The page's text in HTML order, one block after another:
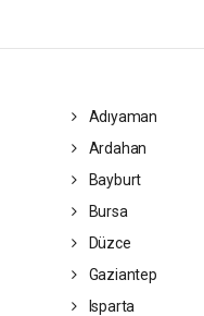
Adıyaman
Ardahan
Bayburt
Bursa
Düzce
Gaziantep
Isparta